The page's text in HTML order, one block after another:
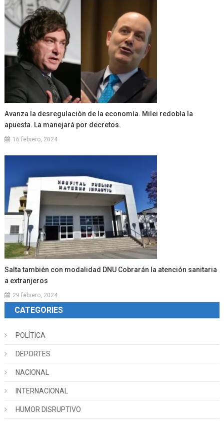
Avanza la desregulación de la economía. Milei redobla la
apuesta. La manejará por decretos.
16 febrero, 2024
Salta también con modalidad DNU Cobrarán la atención sanitaria
a extranjeros
29 febrero, 2024
CATEGORIES
POLÍTICA
DEPORTES
NACIONAL
INTERNACIONAL
HUMOR DISRUPTIVO